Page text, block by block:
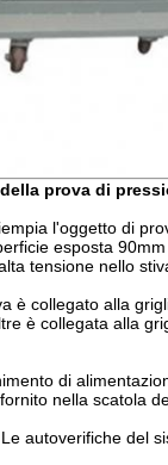
prova di
l'oggetto di
esposta
tensione nello
è collegato alla
è collegata alla
di
nella scatola
autoverifiche del